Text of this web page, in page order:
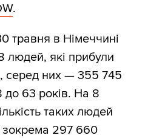
.
травня в Німеччині
людей, які прибули
серед них — 355 745
до 63 років. На 8
таких людей
зокрема 297 660